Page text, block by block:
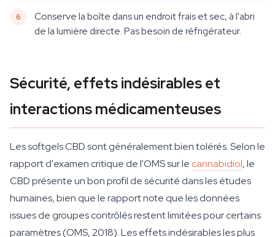
Conserve la boîte dans un endroit frais et sec, à l'abri
de la lumière directe. Pas besoin de réfrigérateur.
Sécurité, effets indésirables et
interactions médicamenteuses
Les softgels CBD sont généralement bien tolérés. Selon le
rapport d'examen critique de l'OMS sur le cannabidiol, le
CBD présente un bon profil de sécurité dans les études
humaines, bien que le rapport note que les données
issues de groupes contrôlés restent limitées pour certains
paramètres (OMS, 2018). Les effets indésirables les plus